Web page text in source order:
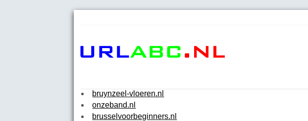
bruynzeel-vloeren.nl
onzeband.nl
brusselvoorbeginners.nl